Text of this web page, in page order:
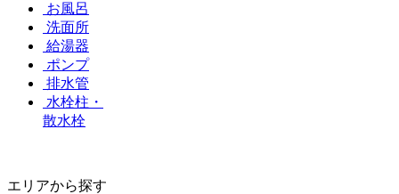
お風呂
洗面所
給湯器
ポンプ
排水管
水栓柱・
散水栓
エリアから探す